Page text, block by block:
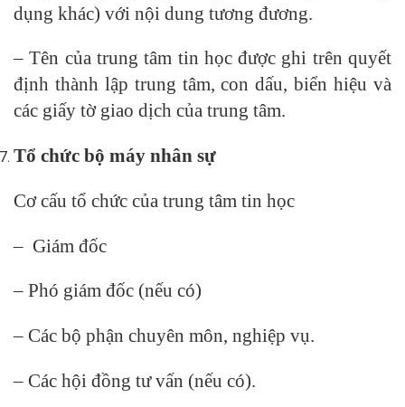
dụng khác) với nội dung tương đương.
– Tên của trung tâm tin học được ghi trên quyết
định thành lập trung tâm, con dấu, biển hiệu và
các giấy tờ giao dịch của trung tâm.
Tổ chức bộ máy nhân sự
Cơ cấu tổ chức của trung tâm tin học
– Giám đốc
– Phó giám đốc (nếu có)
– Các bộ phận chuyên môn, nghiệp vụ.
– Các hội đồng tư vấn (nếu có).